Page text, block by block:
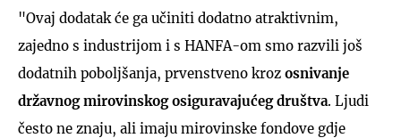
"Ovaj dodatak će ga učiniti dodatno atraktivnim,
zajedno s industrijom i s HANFA-om smo razvili još
dodatnih poboljšanja, prvenstveno kroz osnivanje
državnog mirovinskog osiguravajućeg društva. Ljudi
često ne znaju, ali imaju mirovinske fondove gdje